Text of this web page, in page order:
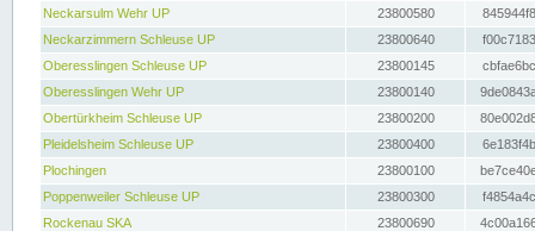
Neckarsulm Wehr UP
23800580
Neckarzimmern Schleuse UP
23800640
Oberesslingen Schleuse UP
23800145
Oberesslingen Wehr UP
23800140
Obertürkheim Schleuse UP
23800200
Pleidelsheim Schleuse UP
23800400
Plochingen
23800100
Poppenweiler Schleuse UP
23800300
Rockenau SKA
23800690